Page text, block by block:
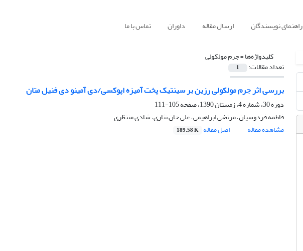
راهنمای نویسندگان ارسال مقاله داوران تماس با ما
کلیدواژه‌ها =جرم مولکولی
تعداد مقالات: 1
بررسی اثر جرم مولکولی رزین بر سینتیک پخت آمیزه اپوکسی/دی آمینو دی فنیل متان
دوره 30، شماره 4، زمستان 1390، صفحه
105-111
فاطمه فردوسیان، مرتضی ابراهیمی، علی جان نثاری، شادی منتظری
مشاهده مقاله
اصل مقاله 189.58 K